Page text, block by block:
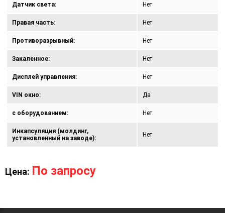
Датчик света: Нет
Правая часть: Нет
Противоразрывный: Нет
Закаленное: Нет
Дисплей управления: Нет
VIN окно: Да
с оборудованием: Нет
Инкапсуляция (молдинг,
установленный на заводе):
Нет
Цена: По запросу